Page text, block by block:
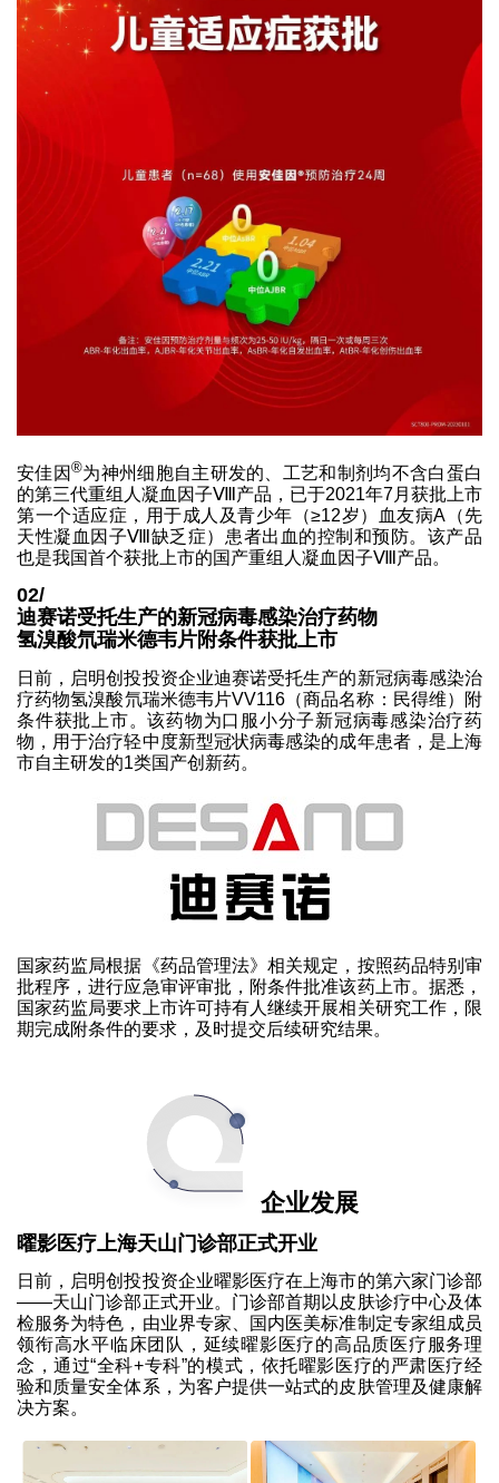
安佳因 ®为神州细胞自主研发的、工艺和制剂均不含白蛋白
的第三代重组人凝血因子Ⅷ产品，已于2021年7月获批上市
第一个适应症，用于成人及青少年（≥12岁）血友病A（先
天性凝血因子Ⅷ缺乏症）患者出血的控制和预防。该产品
也是我国首个获批上市的国产重组人凝血因子Ⅷ产品。
02/
迪赛诺受托生产的新冠病毒感染治疗药物
氢溴酸氘瑞米德韦片附条件获批上市
日前，启明创投投资企业迪赛诺受托生产的新冠病毒感染治
疗药物氢溴酸氘瑞米德韦片VV116（商品名称：民得维）附
条件获批上市。该药物为口服小分子新冠病毒感染治疗药
物，用于治疗轻中度新型冠状病毒感染的成年患者，是上海
市自主研发的1类国产创新药。
国家药监局根据《药品管理法》相关规定，按照药品特别审
批程序，进行应急审评审批，附条件批准该药上市。据悉，
国家药监局要求上市许可持有人继续开展相关研究工作，限
期完成附条件的要求，及时提交后续研究结果。
企业发展
曜影医疗上海天山门诊部正式开业
日前，启明创投投资企业曜影医疗在上海市的第六家门诊部
——天山门诊部正式开业。门诊部首期以皮肤诊疗中心及体
检服务为特色，由业界专家、国内医美标准制定专家组成员
领衔高水平临床团队，延续曜影医疗的高品质医疗服务理
念，通过“全科+专科”的模式，依托曜影医疗的严肃医疗经
验和质量安全体系，为客户提供一站式的皮肤管理及健康解
决方案。